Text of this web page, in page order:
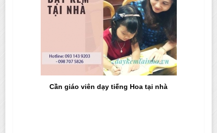
Cần giáo viên dạy tiếng Hoa tại nhà